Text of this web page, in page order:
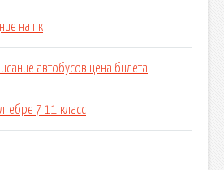
на пк
автобусов цена билета
7 11 класс